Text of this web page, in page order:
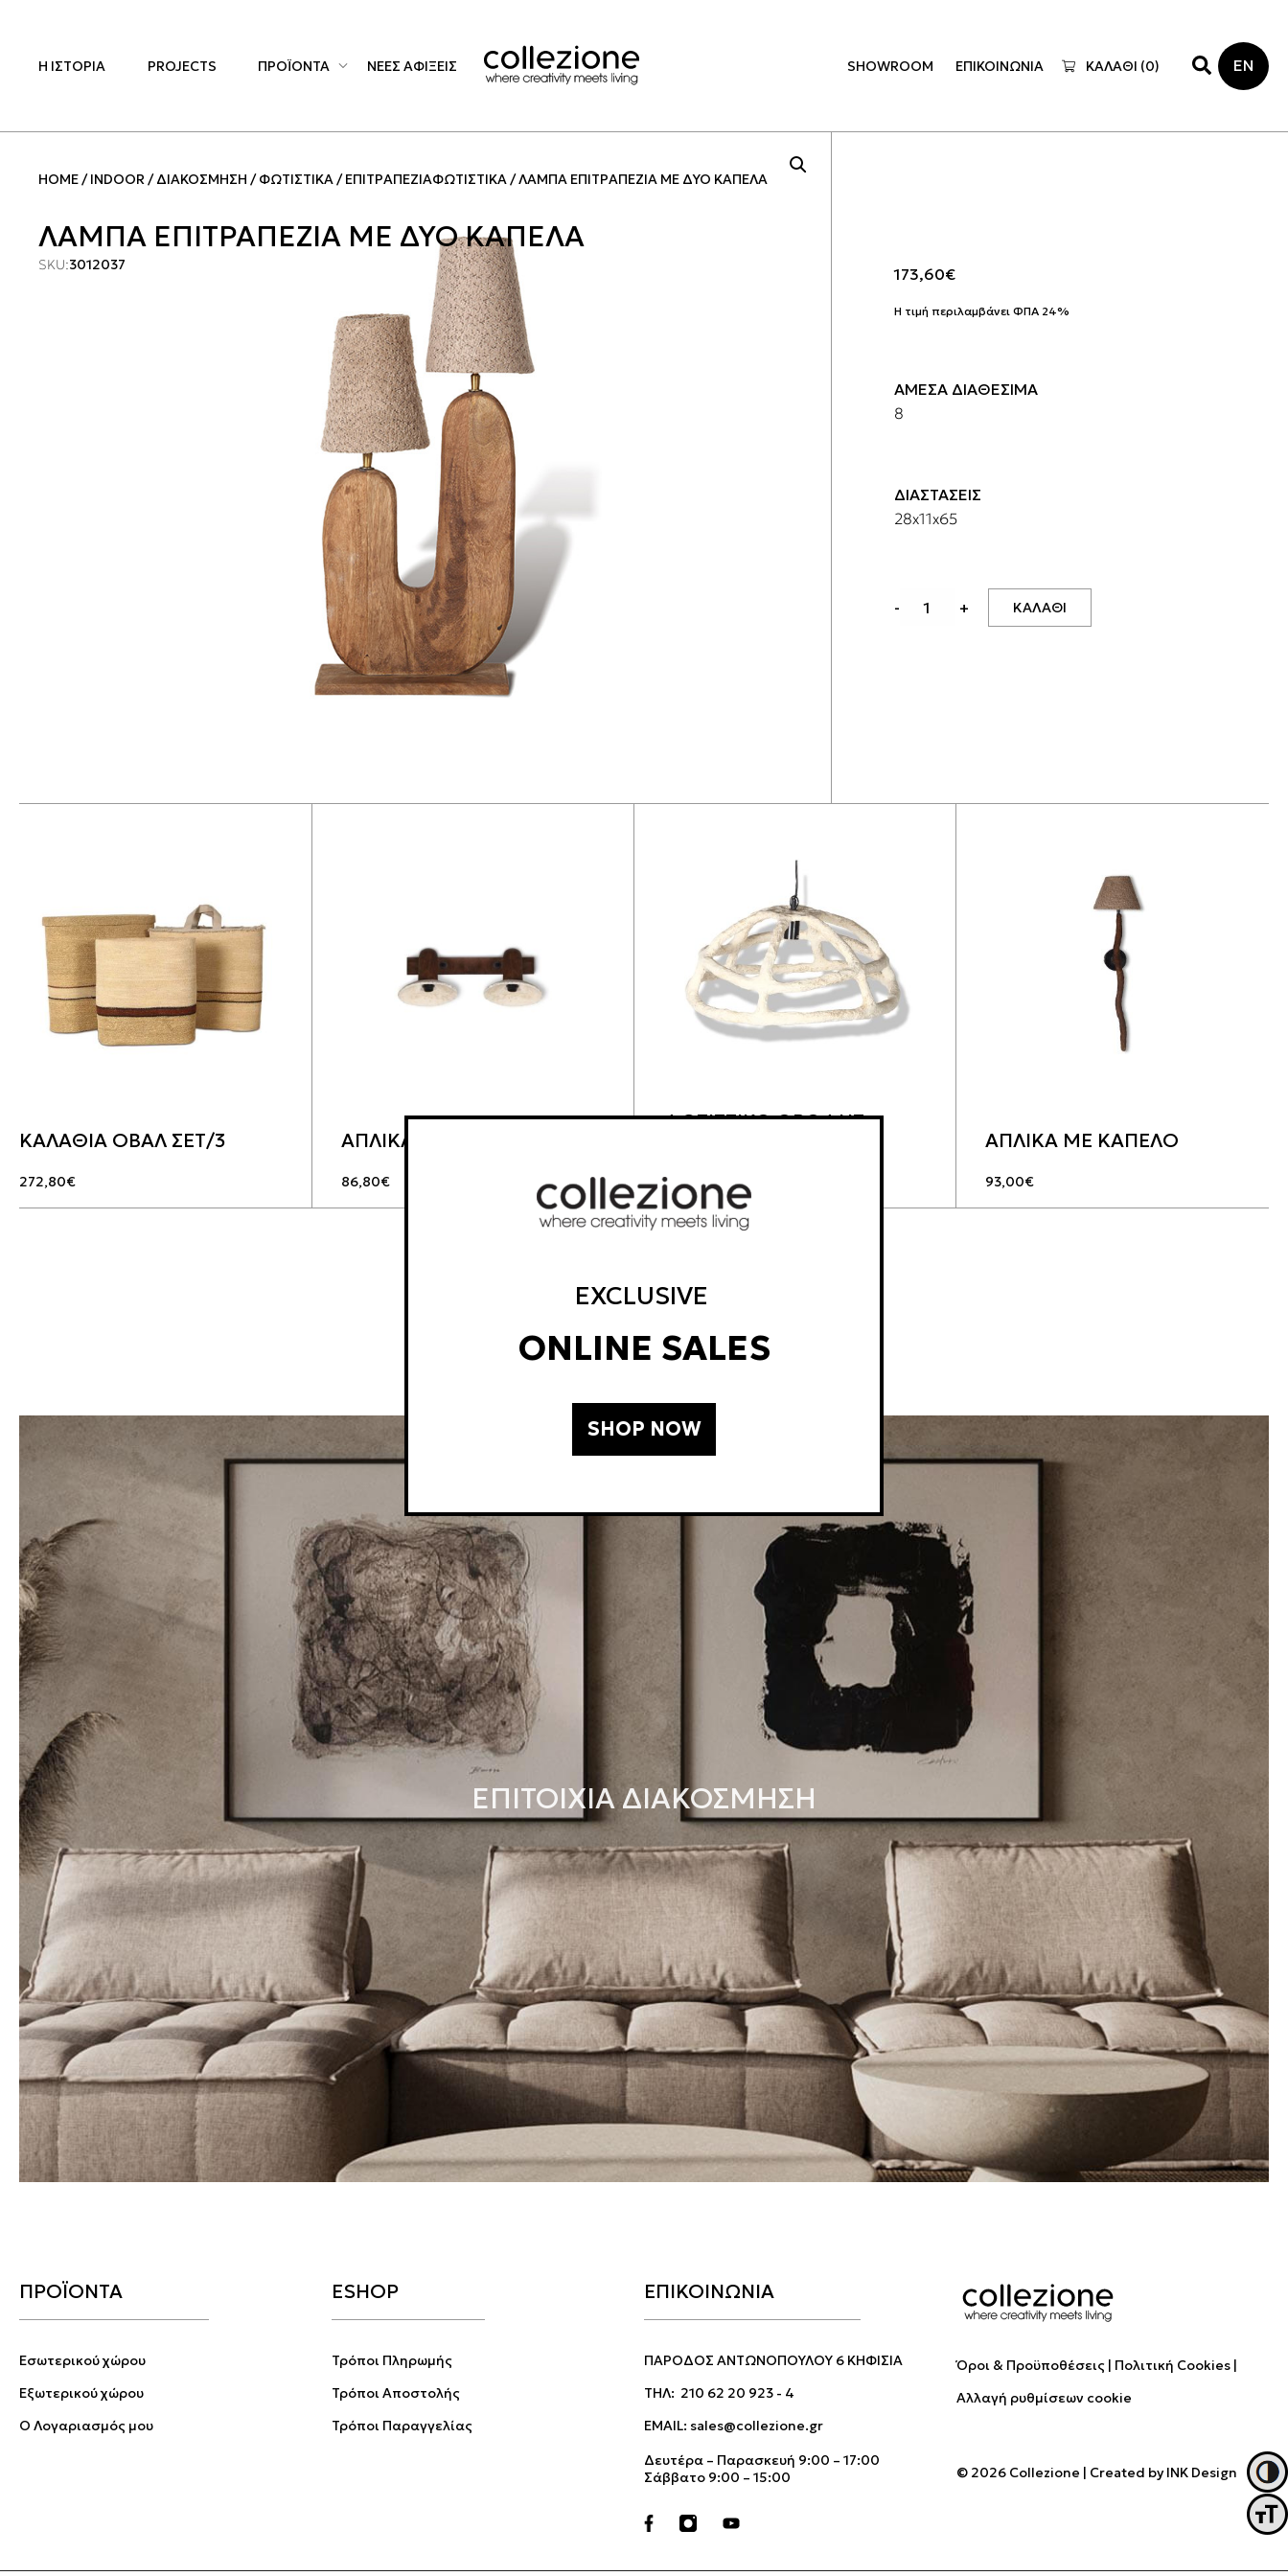
Η ΙΣΤΟΡΙΑ PROJECTS ΠΡΟΪΟΝΤΑ ΝΕΕΣ ΑΦΙΞΕΙΣ SHOWROOM ΕΠΙΚΟΙΝΩΝΙΑ ΚΑΛΑΘΙ (0) EN
ΛΑΜΠΑ ΕΠΙΤΡΑΠΕΖΙΑ ΜΕ ΔΥΟ ΚΑΠΕΛΑ
HOME INDOOR ΔΙΑΚΟΣΜΗΣΗ ΦΩΤΙΣΤΙΚΑ ΕΠΙΤΡΑΠΕΖΙΑΦΩΤΙΣΤΙΚΑ ΛΑΜΠΑ ΕΠΙΤΡΑΠΕΖΙΑ ΜΕ ΔΥΟ ΚΑΠΕΛΑ
SKU:3012037 173,60€
Η τιμή περιλαμβάνει ΦΠΑ 24%
ΑΜΕΣΑ ΔΙΑΘΕΣΙΜΑ
8
ΔΙΑΣΤΑΣΕΙΣ
28x11x65
- ΛΑΜΠΑ
+ ΚΑΛΑΘΙ
ΚΑΛΑΘΙΑ ΟΒΑΛ ΣΕΤ/3
272,80€
ΑΠΛΙΚΑ ΣΠΟΤ ΔΙΠΛΗ
86,80€
ΦΩΤΙΣΤΙΚΟ ΟΡΟΦΗΣ
155,00€
ΑΠΛΙΚΑ ΜΕ ΚΑΠΕΛΟ
93,00€
ΕΠΙΤΟΙΧΙΑ ΔΙΑΚΟΣΜΗΣΗ
ΠΡΟΪΟΝΤΑ
Εσωτερικού χώρου
Εξωτερικού χώρου
Ο Λογαριασμός μου
ESHOP
Τρόποι Πληρωμής
Τρόποι Αποστολής
Τρόποι Παραγγελίας
ΕΠΙΚΟΙΝΩΝΙΑ
ΠΑΡΟΔΟΣ ΑΝΤΩΝΟΠΟΥΛΟΥ 6 ΚΗΦΙΣΙΑ
ΤΗΛ: 210 62 20 923 - 4
EMAIL: sales@collezione.gr
Δευτέρα – Παρασκευή 9:00 – 17:00
Σάββατο 9:00 – 15:00
Όροι & Προϋποθέσεις
Πολιτική Cookies
Αλλαγή ρυθμίσεων cookie
© 2026 Collezione | Created byINK Design
EXCLUSIVE
ONLINE SALES
SHOP NOW